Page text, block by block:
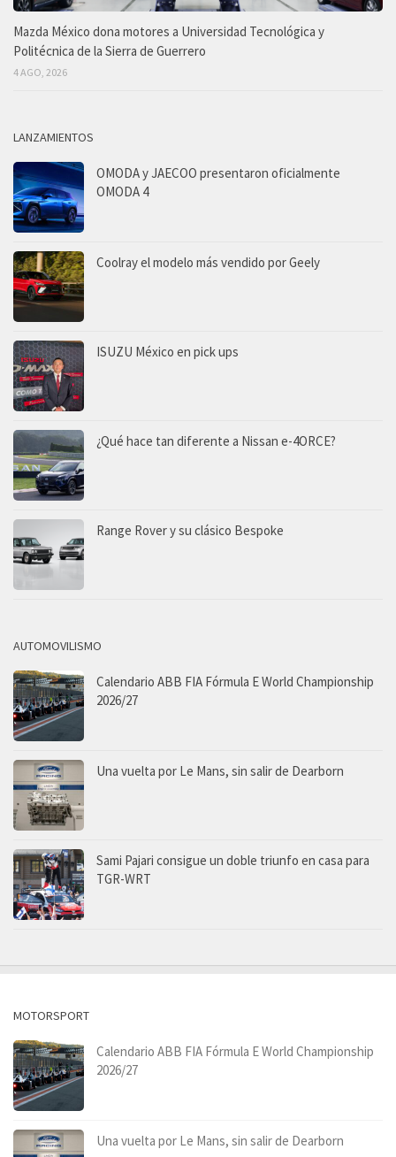
Mazda México dona motores a Universidad Tecnológica y
Politécnica de la Sierra de Guerrero
4 AGO, 2026
LANZAMIENTOS
OMODA y JAECOO presentaron oficialmente
OMODA 4
Coolray el modelo más vendido por Geely
ISUZU México en pick ups
¿Qué hace tan diferente a Nissan e-4ORCE?
Range Rover y su clásico Bespoke
AUTOMOVILISMO
Calendario ABB FIA Fórmula E World Championship
2026/27
Una vuelta por Le Mans, sin salir de Dearborn
Sami Pajari consigue un doble triunfo en casa para
TGR-WRT
MOTORSPORT
Calendario ABB FIA Fórmula E World Championship
2026/27
Una vuelta por Le Mans, sin salir de Dearborn